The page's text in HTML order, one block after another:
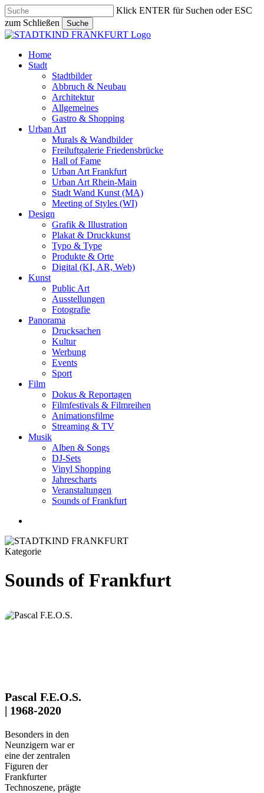
Skip
to
main
content
Klick ENTER für Suchen oder ESC
zum Schließen
Suche
Close
search
Menu
Home
Stadt
Stadtbilder
Abbruch & Neubau
Architektur
Allgemeines
Gastro & Shopping
Urban Art
Murals & Wandbilder
Freiluftgalerie Friedensbrücke
Hall of Fame
Urban Art Frankfurt
Urban Art Rhein-Main
Stadt Wand Kunst (MA)
Meeting of Styles (WI)
Design
Grafik & Illustration
Plakat & Druckkunst
Typo & Type
Produkte & Orte
Digital (KI, AR, Web)
Kunst
Public Art
Ausstellungen
Fotografie
Panorama
Drucksachen
Kultur
Werbung
Events
Sport
Film
Dokus & Reportagen
Filmfestivals & Filmreihen
Animationsfilme
Streaming & TV
Musik
Alben & Songs
DJ-Sets
Vinyl Shopping
Jahrescharts
Veranstaltungen
Sounds of Frankfurt
Kategorie
Sounds of Frankfurt
Pascal
F.E.O.S.
|
2020
Pascal F.E.O.S.
| 1968-2020
Besonders in den
Neunzigern war er
eine der zentralen
Figuren der
Frankfurter
Technoszene, prägte